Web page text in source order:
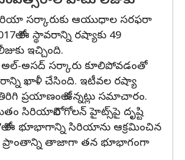
సర్కారుకు ఆయుధాల సరఫరా
ఈ స్థావరాన్ని రష్యాకు 49
ఇచ్చింది.
అసద్ సర్కారు కూలిపోవడంతో
ఖాళీ చేసింది. ఇటీవల రష్యా
ప్రయాణంలో ఉన్నట్లు సమాచారం.
సిరియాలోని గోలన్ హైట్స్‌పై దృష్టి
ఈ భూభాగాన్ని సిరియాను ఆక్రమించిన
తాజాగా తన భూభాగంగా